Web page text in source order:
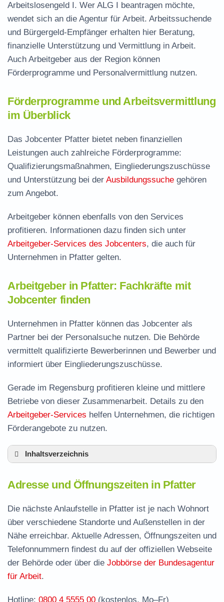
Arbeitslosengeld I. Wer ALG I beantragen möchte,
wendet sich an die Agentur für Arbeit. Arbeitssuchende
und Bürgergeld-Empfänger erhalten hier Beratung,
finanzielle Unterstützung und Vermittlung in Arbeit.
Auch Arbeitgeber aus der Region können
Förderprogramme und Personalvermittlung nutzen.
Förderprogramme und Arbeitsvermittlung
im Überblick
Das Jobcenter Pfatter bietet neben finanziellen
Leistungen auch zahlreiche Förderprogramme:
Qualifizierungsmaßnahmen, Eingliederungszuschüsse
und Unterstützung bei der Ausbildungssuche gehören
zum Angebot.
Arbeitgeber können ebenfalls von den Services
profitieren. Informationen dazu finden sich unter
Arbeitgeber-Services des Jobcenters, die auch für
Unternehmen in Pfatter gelten.
Arbeitgeber in Pfatter: Fachkräfte mit
Jobcenter finden
Unternehmen in Pfatter können das Jobcenter als
Partner bei der Personalsuche nutzen. Die Behörde
vermittelt qualifizierte Bewerberinnen und Bewerber und
informiert über Eingliederungszuschüsse.
Gerade im Regensburg profitieren kleine und mittlere
Betriebe von dieser Zusammenarbeit. Details zu den
Arbeitgeber-Services helfen Unternehmen, die richtigen
Förderangebote zu nutzen.
Inhaltsverzeichnis
Leistungen der Arbeitsvermittlung in Pfatter
Termin vereinbaren und Bürgergeld beantragen
Jobcenter Regensburg – zuständige Stelle
Stellenangebote und Jobbörse in Pfatter
Häufige Fragen rund ums Jobcenter
Adresse und Öffnungszeiten in Pfatter
Die nächste Anlaufstelle in Pfatter ist je nach Wohnort
über verschiedene Standorte und Außenstellen in der
Nähe erreichbar. Aktuelle Adressen, Öffnungszeiten und
Telefonnummern findest du auf der offiziellen Webseite
der Behörde oder über die Jobbörse der Bundesagentur
für Arbeit.
Hotline: 0800 4 5555 00 (kostenlos, Mo–Fr)